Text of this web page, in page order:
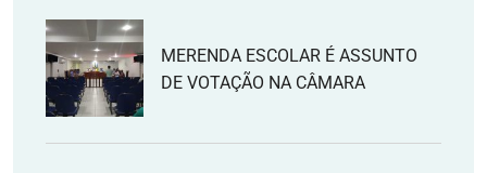
MERENDA ESCOLAR É ASSUNTO
DE VOTAÇÃO NA CÂMARA